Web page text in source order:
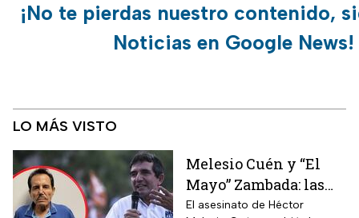
¡No te pierdas nuestro contenido,
Noticias en Google News!
LO MÁS VISTO
Melesio Cuén y “El
Mayo” Zambada: las
claves de un
El asesinato de Héctor